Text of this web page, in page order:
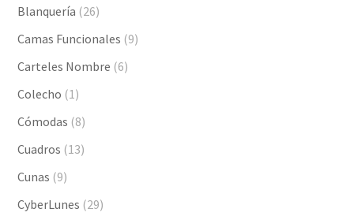
Blanquería (26)
Camas Funcionales (9)
Carteles Nombre (6)
Colecho (1)
Cómodas (8)
Cuadros (13)
Cunas (9)
CyberLunes (29)